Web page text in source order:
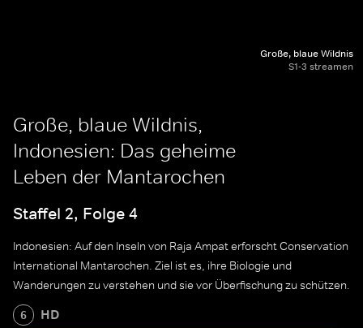
Große, blaue Wildnis
S1-3 streamen
Große, blaue Wildnis,
Indonesien: Das geheime
Leben der Mantarochen
Staffel 2, Folge 4
Indonesien: Auf den Inseln von Raja Ampat erforscht Conservation
International Mantarochen. Ziel ist es, ihre Biologie und
Wanderungen zu verstehen und sie vor Überfischung zu schützen.
6 HD